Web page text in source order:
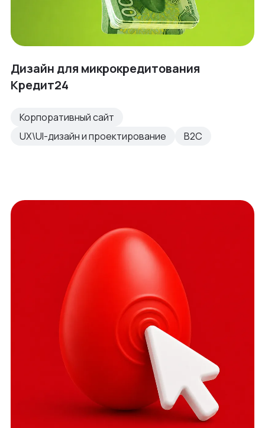
Дизайн для микрокредитования
Кредит24
Корпоративный сайт
UX\UI-дизайн и проектирование
B2C